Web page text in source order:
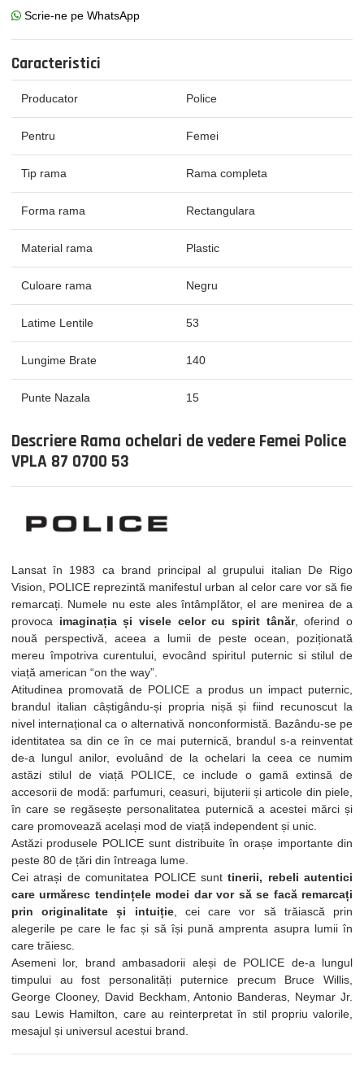
Scrie-ne pe WhatsApp
Caracteristici
Producator Police
Pentru Femei
Tip rama Rama completa
Forma rama Rectangulara
Material rama Plastic
Culoare rama Negru
Latime Lentile 53
Lungime Brate 140
Punte Nazala 15
Descriere Rama ochelari de vedere Femei Police
VPLA 87 0700 53
Lansat în 1983 ca brand principal al grupului italian De Rigo
Vision, POLICE reprezintă manifestul urban al celor care vor să fie
remarcați. Numele nu este ales întâmplător, el are menirea de a
provoca imaginația și visele celor cu spirit tânăr, oferind o
nouă perspectivă, aceea a lumii de peste ocean, poziționată
mereu împotriva curentului, evocând spiritul puternic si stilul de
viață american “on the way”.
Atitudinea promovată de POLICE a produs un impact puternic,
brandul italian câștigându-și propria nișă și fiind recunoscut la
nivel internațional ca o alternativă nonconformistă. Bazându-se pe
identitatea sa din ce în ce mai puternică, brandul s-a reinventat
de-a lungul anilor, evoluând de la ochelari la ceea ce numim
astăzi stilul de viață POLICE, ce include o gamă extinsă de
accesorii de modă: parfumuri, ceasuri, bijuterii și articole din piele,
în care se regăsește personalitatea puternică a acestei mărci și
care promovează același mod de viață independent și unic.
Astăzi produsele POLICE sunt distribuite în orașe importante din
peste 80 de țări din întreaga lume.
Cei atrași de comunitatea POLICE sunttinerii, rebeli autentici
care urmăresc tendințele modei dar vor să se facă remarcați
prin originalitate și intuiție, cei care vor să trăiască prin
alegerile pe care le fac și să își pună amprenta asupra lumii în
care trăiesc.
Asemeni lor, brand ambasadorii aleși de POLICE de-a lungul
timpului au fost personalități puternice precum Bruce Willis,
George Clooney, David Beckham, Antonio Banderas, Neymar Jr.
sau Lewis Hamilton, care au reinterpretat în stil propriu valorile,
mesajul și universul acestui brand.